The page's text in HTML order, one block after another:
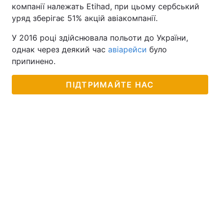
компанії належать Etihad, при цьому сербський
уряд зберігає 51% акцій авіакомпанії.
У 2016 році здійснювала польоти до України,
однак через деякий час авіарейси було
припинено.
ПІДТРИМАЙТЕ НАС